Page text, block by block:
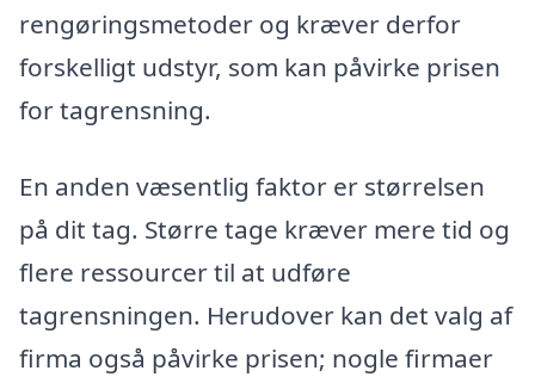
rengøringsmetoder og kræver derfor
forskelligt udstyr, som kan påvirke prisen
for tagrensning.
En anden væsentlig faktor er størrelsen
på dit tag. Større tage kræver mere tid og
flere ressourcer til at udføre
tagrensningen. Herudover kan det valg af
firma også påvirke prisen; nogle firmaer